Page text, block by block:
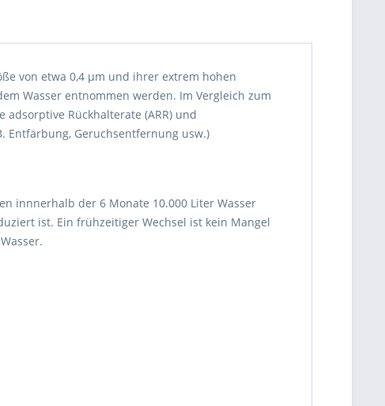
von etwa 0,4 µm und ihrer extrem hohen
Wasser entnommen werden. Im Vergleich zum
adsorptive Rückhalterate (ARR) und
Entfärbung, Geruchsentfernung usw.)
innnerhalb der 6 Monate 10.000 Liter Wasser
ist. Ein frühzeitiger Wechsel ist kein Mangel